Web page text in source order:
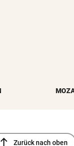
north Zurück nach oben